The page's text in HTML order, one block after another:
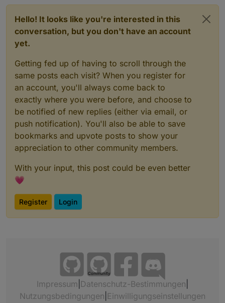
Hello! It looks like you're interested in this
conversation, but you don't have an account
yet.
Getting fed up of having to scroll through the
same posts each visit? When you register for
an account, you'll always come back to
exactly where you were before, and choose to
be notified of new replies (either via email, or
push notification). You'll also be able to save
bookmarks and upvote posts to show your
appreciation to other community members.
With your input, this post could be even better
💗
Register Login
Community
Impressum Datenschutz-Bestimmungen
Nutzungsbedingungen Einwilligungseinstellungen